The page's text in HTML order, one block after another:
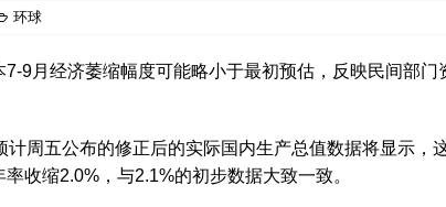
环球
9月经济萎缩幅度可能略小于最初预估，反映民间部门
周五公布的修正后的实际国内生产总值数据将显示，
收缩2.0%，与2.1%的初步数据大致一致。